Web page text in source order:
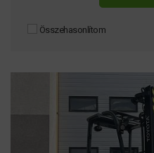
Összehasonlítom